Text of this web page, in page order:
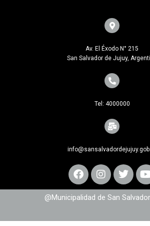
Av. El Éxodo N° 215
San Salvador de Jujuy,
Tel: 4000000
@Municipalidad de San